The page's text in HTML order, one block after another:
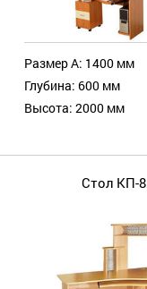
Размер А: 1400 мм
Глубина: 600 мм
Высота: 2000 мм
Стол КП-8